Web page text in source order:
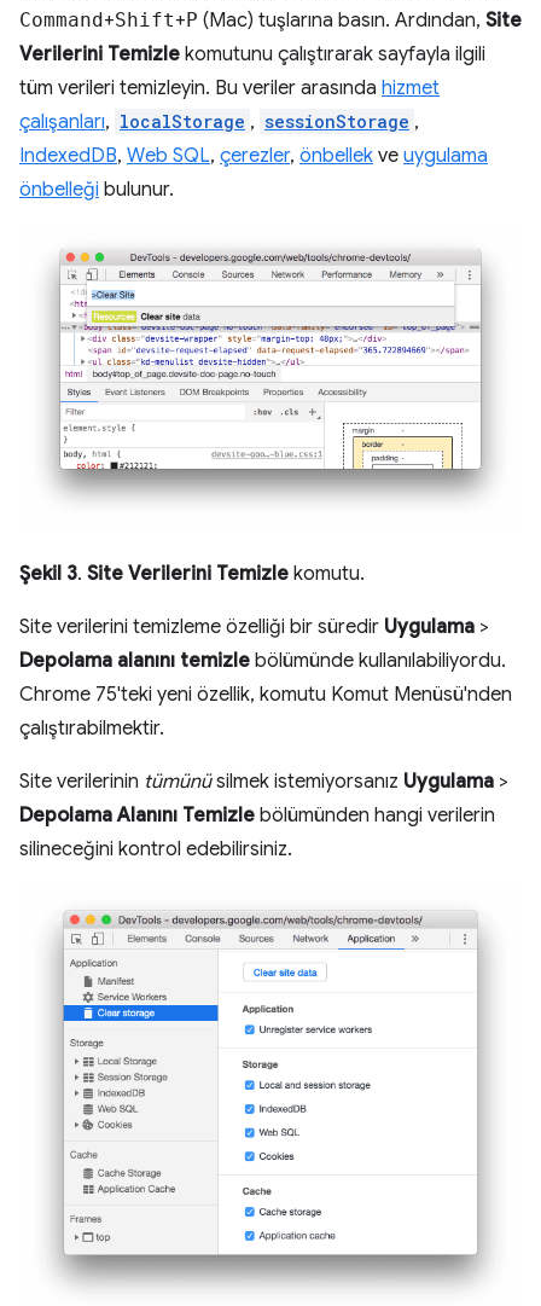
Command+Shift+P (Mac) tuşlarına basın. Ardından, Site
Verilerini Temizle komutunu çalıştırarak sayfayla ilgili
tüm verileri temizleyin. Bu veriler arasında hizmet
çalışanları, localStorage , sessionStorage ,
IndexedDB, Web SQL, çerezler, önbellek ve uygulama
önbelleği bulunur.
Şekil 3. Site Verilerini Temizle komutu.
Site verilerini temizleme özelliği bir süredir Uygulama >
Depolama alanını temizle bölümünde kullanılabiliyordu.
Chrome 75'teki yeni özellik, komutu Komut Menüsü'nden
çalıştırabilmektir.
Site verilerinin tümünüsilmek istemiyorsanız Uygulama >
Depolama Alanını Temizle bölümünden hangi verilerin
silineceğini kontrol edebilirsiniz.